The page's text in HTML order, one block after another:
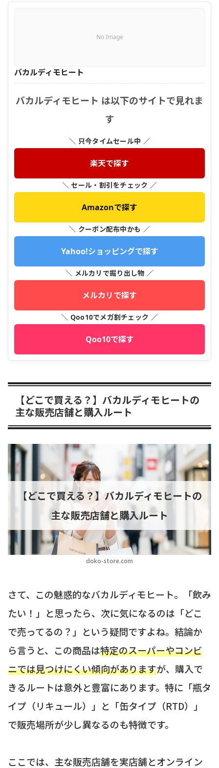
No Image
バカルディモヒート
バカルディモヒート は以下のサイトで見れま
す
＼ 只今タイムセール中 ／
楽天で探す
＼ セール・割引をチェック ／
Amazonで探す
＼ クーポン配布中かも ／
Yahoo!ショッピングで探す
＼ メルカリで掘り出し物 ／
メルカリで探す
＼ Qoo10でメガ割チェック ／
Qoo10で探す
【どこで買える？】バカルディモヒートの
主な販売店舗と購入ルート
doko-store.com
【どこで買える？】バカルディモヒートの
主な販売店舗と購入ルート
さて、この魅惑的なバカルディモヒート。「飲み
たい！」と思ったら、次に気になるのは「どこ
で売ってるの？」という疑問ですよね。結論か
ら言うと、この商品は特定のスーパーやコンビ
ニでは見つけにくい傾向がありますが、購入で
きるルートは意外と豊富にあります。特に「瓶タ
イプ（リキュール）」と「缶タイプ（RTD）」
で販売場所が少し異なるのも特徴です。
ここでは、主な販売店舗を実店舗とオンライン